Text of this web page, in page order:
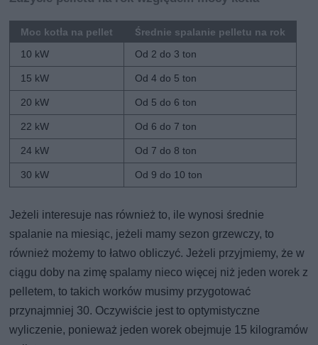
Moc kotła na pellet
Średnie spalanie pelletu na rok
10 kW
Od 2 do 3 ton
15 kW Od 4 do 5 ton
20 kW Od 5 do 6 ton
22 kW Od 6 do 7 ton
24 kW Od 7 do 8 ton
30 kW Od 9 do 10 ton
Jeżeli interesuje nas również to, ile wynosi średnie
spalanie na miesiąc, jeżeli mamy sezon grzewczy, to
również możemy to łatwo obliczyć. Jeżeli przyjmiemy, że w
ciągu doby na zimę spalamy nieco więcej niż jeden worek z
pelletem, to takich worków musimy przygotować
przynajmniej 30. Oczywiście jest to optymistyczne
wyliczenie, ponieważ jeden worek obejmuje 15 kilogramów